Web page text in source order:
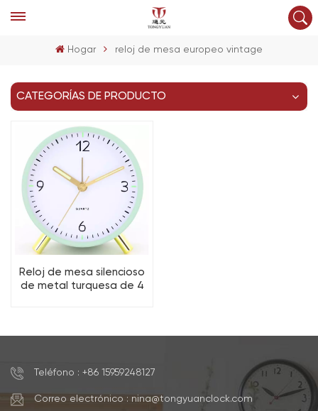
Hogar reloj de mesa europeo vintage
CATEGORÍAS DE PRODUCTO
Reloj de mesa silencioso
de metal turquesa de 4
Teléfono : +86 15959248127
Correo electrónico : nina@tongyuanclock.com